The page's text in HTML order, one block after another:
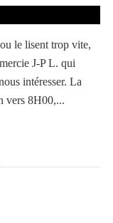
le lisent trop vite,
J-P L. qui
intéresser. La
vers 8H00,...